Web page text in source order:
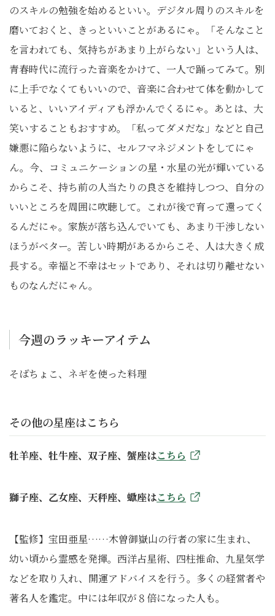
のスキルの勉強を始めるといい。デジタル周りのスキルを
磨いておくと、きっといいことがあるにゃ。「そんなこと
を言われても、気持ちがあまり上がらない」という人は、
青春時代に流行った音楽をかけて、一人で踊ってみて。別
に上手でなくてもいいので、音楽に合わせて体を動かして
いると、いいアイディアも浮かんでくるにゃ。あとは、大
笑いすることもおすすめ。「私ってダメだな」などと自己
嫌悪に陥らないように、セルフマネジメントをしてにゃ
ん。今、コミュニケーションの星・水星の光が輝いている
からこそ、持ち前の人当たりの良さを維持しつつ、自分の
いいところを周囲に吹聴して。これが後で育って還ってく
るんだにゃ。家族が落ち込んでいても、あまり干渉しない
ほうがベター。苦しい時期があるからこそ、人は大きく成
長する。幸福と不幸はセットであり、それは切り離せない
ものなんだにゃん。
今週のラッキーアイテム
そばちょこ、ネギを使った料理
その他の星座はこちら
牡羊座、牡牛座、双子座、蟹座はこちら
獅子座、乙女座、天秤座、蠍座はこちら
【監修】宝田亜星……木曽御嶽山の行者の家に生まれ、
幼い頃から霊感を発揮。西洋占星術、四柱推命、九星気学
などを取り入れ、開運アドバイスを行う。多くの経営者や
著名人を鑑定。中には年収が８倍になった人も。